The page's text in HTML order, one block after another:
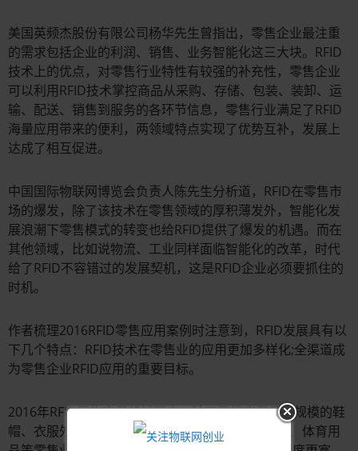
美国英频杰股份有限公司杨华先生曾指出，零售企业最注重
的需求包括企业的利润、销售、业务智能化这三大块。RFID
技术上的优点，对零售行业特性有较强的补充性，零售企业
可以利用RFID技术掌控商品从采购、存储、包装、装卸、运
输、配送、销售到服务的各环节信息，零售行业满足了RFID
海量应用带来的便利，两领域特点实现了优势互补，发展上
达成了相互促进。
中国国际物联网博览会负责人陈先生分析道，RFID在零售市
场的爆发，除了该技术在零售领域的厚积薄发外，智能化发
展浪潮下零售模式的转变也给RFID提供了爆发的机遇。而在
其他领域，比如说物流、工业同样面临智能化的改革，时代
给了RFID不容错过的发展契机，这是RFID企业必须要抓住的
时机。
作者梳理2016RFID零售应用案例时注意到，RFID发展具有以
下几个特点：RFID技术在零售业的应用更加多样化;全渠道成
为零售企业RFID应用的重要目标。
2016年RFID零售应用领域更广，除了已经应用具备规模的鞋
帽、衣服外，像食品、汽车、眼镜、宠物、奢侈品、体育用